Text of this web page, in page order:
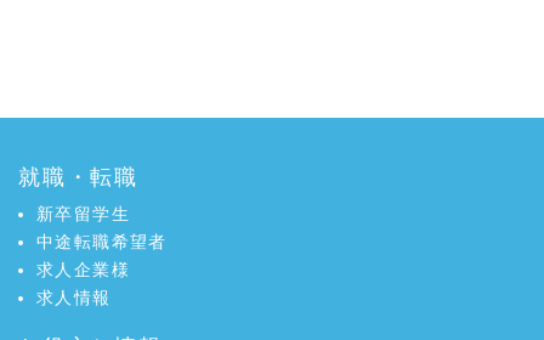
就職・転職
新卒留学生
中途転職希望者
求人企業様
求人情報